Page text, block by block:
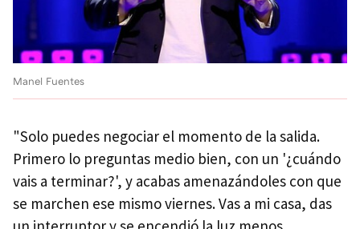
Manel Fuentes
"Solo puedes negociar el momento de la salida.
Primero lo preguntas medio bien, con un '¿cuándo
vais a terminar?', y acabas amenazándoles con que
se marchen ese mismo viernes. Vas a mi casa, das